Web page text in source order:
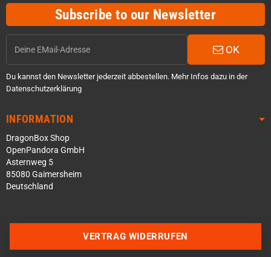
Subscribe to our Newsletter
OK
Du kannst den Newsletter jederzeit abbestellen. Mehr Infos dazu in der
Datenschutzerklärung
INFORMATION
DragonBox Shop
OpenPandora GmbH
Asternweg 5
85080 Gaimersheim
Deutschland
VERTRAG WIDERRUFEN